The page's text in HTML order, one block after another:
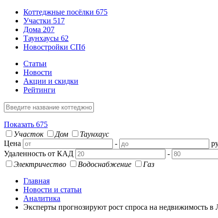
Коттеджные посёлки 675
Участки 517
Дома 207
Таунхаусы 62
Новостройки СПб
Статьи
Новости
Акции и скидки
Рейтинги
Показать 675
Участок
Дом
Таунхаус
Цена
-
Удаленность от КАД
-
Электричество
Водоснабжение
Газ
Главная
Новости и статьи
Аналитика
Эксперты прогнозируют рост спроса на недвижимость в